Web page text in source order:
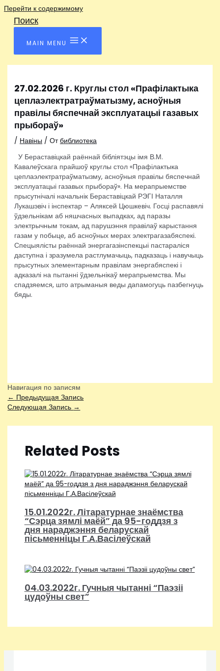
Перейти к содержимому
Поиск
MAIN MENU
27.02.2026 г. Круглы стол «Прафілактыка
цеплаэлектратраўматызму, асноўныя
правілы бяспечнай эксплуатацыі газавых
прыбораў»
/ Навіны / Отбиблиотека
У Бераставіцкай раённай бібліятэцы імя В.М.
Кавалеўскага прайшоў круглы стол «Прафілактыка
цеплаэлектратраўматызму, асноўныя правілы бяспечнай
эксплуатацыі газавых прыбораў». На мерапрыемстве
прысутнічалі начальнік Бераставіцкай РЭГІ Наталля
Лукашэвіч і інспектар – Аляксей Цюшкевіч. Госці распавялі
ўдзельнікам аб няшчасных выпадках, ад паразы
электрычным токам, ад парушэння правілаў карыстання
газам у побыце, аб асноўных мерах электрагазабяспекі.
Спецыялісты раённай энергагазінспекцыі пастараліся
даступна і зразумела растлумачыць, падказаць і навучыць
прысутных элементарным правілам энергабяспекі і
адказалі на пытанні ўдзельнікаў мерапрыемства. Мы
спадзяемся, што атрыманыя веды дапамогуць пазбегнуць
бяды.
Навигация по записям
← Предыдущая Запись
Следующая Запись →
Related Posts
15.01.2022г. Літаратурнае знаёмства
“Сэрца зямлі маёй” да 95-годдзя з
дня нараджэння беларускай
пісьменніцы Г.А.Васілеўскай
04.03.2022г. Гучныя чытанні “Паэзіі
цудоўны свет”